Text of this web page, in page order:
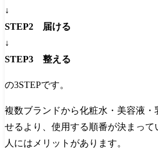
↓
STEP2 届ける
↓
STEP3 整える
の3STEPです。
複数ブランドから化粧水・美容液・
せるより、使用する順番が決まって
人にはメリットがあります。